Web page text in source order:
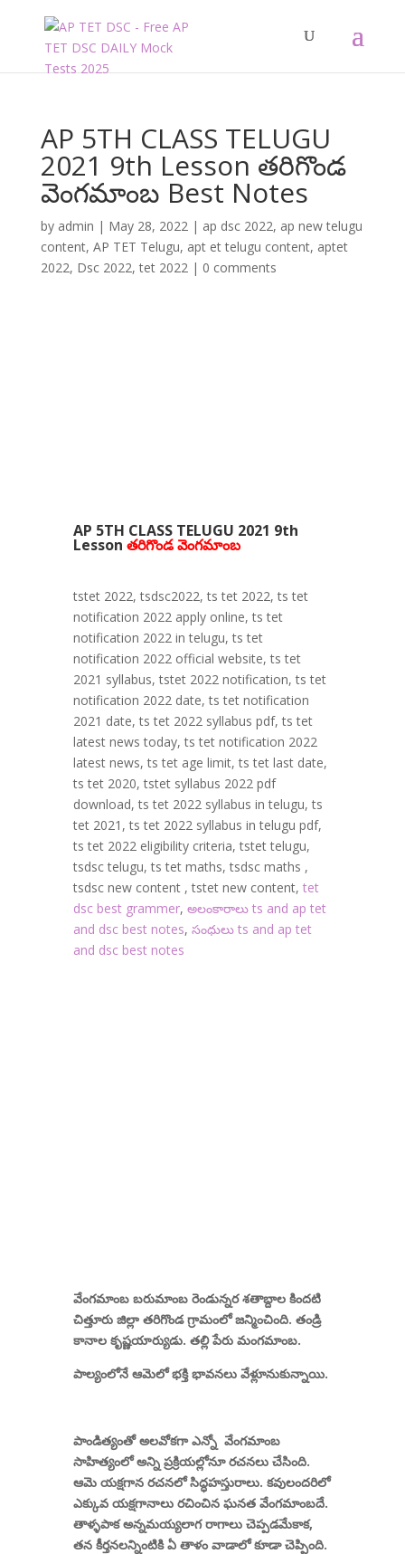
AP 5TH CLASS TELUGU
2021 9th Lesson తరిగొండ
వెంగమాంబ Best Notes
by admin | May 28, 2022| ap dsc 2022, ap new telugu
content, AP TET Telugu, apt et telugu content, aptet
2022, Dsc 2022,tet 2022| 0 comments
AP 5TH CLASS TELUGU 2021 9th
Lesson తరిగొండ వెంగమాంబ
tstet 2022, tsdsc2022, ts tet 2022, ts tet
notification 2022 apply online, ts tet
notification 2022 in telugu, ts tet
notification 2022 official website, ts tet
2021 syllabus, tstet 2022 notification, ts tet
notification 2022 date, ts tet notification
2021 date, ts tet 2022 syllabus pdf, ts tet
latest news today, ts tet notification 2022
latest news, ts tet age limit, ts tet last date,
ts tet 2020, tstet syllabus 2022 pdf
download, ts tet 2022 syllabus in telugu, ts
tet 2021, ts tet 2022 syllabus in telugu pdf,
ts tet 2022 eligibility criteria, tstet telugu,
tsdsc telugu, ts tet maths, tsdsc maths ,
tsdsc new content , tstet new content, tet
dsc best grammer, అలంకారాలు ts and ap tet
and dsc best notes, సంధులు ts and ap tet
and dsc best notes
వేంగమాంబ బరుమాంబ రెండున్నర శతాబ్దాల కిందటి
చిత్తూరు జిల్లా తరిగొండ గ్రామంలో జన్మించింది. తండ్రి
కానాల కృష్ణయార్యుడు. తల్లి పేరు మంగమాంబ.
పాల్యంలోనే ఆమెలో భక్తి భావనలు వేళ్లూనుకున్నాయి.
పాండిత్యంతో అలవోకగా ఎన్నో వేంగమాంబ
సాహిత్యంలో అన్ని ప్రక్రియల్లోనూ రచనలు చేసింది.
ఆమె యక్షగాన రచనలో సిద్ధహస్తురాలు. కవులందరిలో
ఎక్కువ యక్షగానాలు రచించిన ఘనత వేంగమాంబదే.
తాళ్ళపాక అన్నమయ్యలాగ రాగాలు చెప్పడమేకాక,
తన కీర్తనలన్నింటికి ఏ తాళం వాడాలో కూడా చెప్పింది.